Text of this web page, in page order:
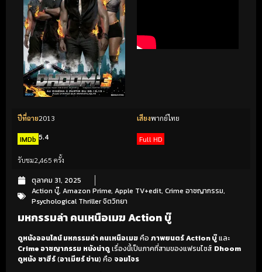
ปีที่ฉาย2013 เสียงพากย์ไทย
IMDb 5.4 Full HD
รับชม2,465 ครั้ง
ตุลาคม 31, 2025
Action บู๊, Amazon Prime, Apple TV+edit, Crime อาชญากรรม,
Psychological Thriller จิตวิทยา
มหกรรมล่า คนเหนือเมฆ Action บู๊
ดูหนังออนไลน์ มหกรรมล่า คนเหนือเมฆคือ ภาพยนตร์Action บู๊และ
Crime อาชญากรรม หนังน่าดูเรื่องนี้เป็นภาคที่สามของแฟรนไชส์ Dhoom
ดูหนัง ซาฮีร์(อาเมียร์ ข่าน) คือ จอมโจร